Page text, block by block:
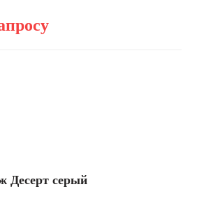
Десерт серый